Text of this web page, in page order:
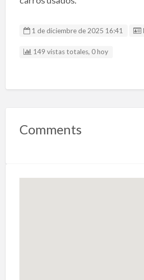
1 de diciembre de 2025 16:41
149 vistas totales, 0 hoy
Comments